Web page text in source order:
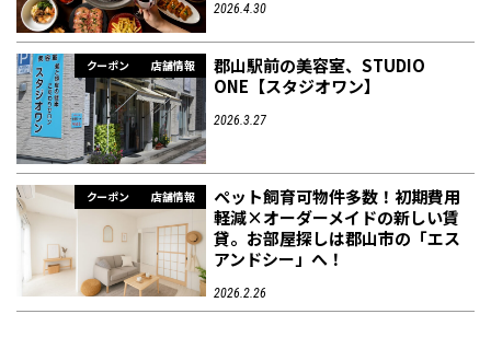
2026.4.30
クーポン 店舗情報
郡山駅前の美容室、STUDIO
ONE【スタジオワン】
2026.3.27
クーポン 店舗情報
ペット飼育可物件多数！初期費用
軽減×オーダーメイドの新しい賃
貸。お部屋探しは郡山市の「エス
アンドシー」へ！
2026.2.26